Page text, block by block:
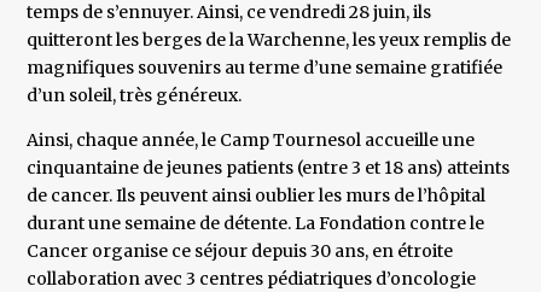
temps de s’ennuyer. Ainsi, ce vendredi 28 juin, ils
quitteront les berges de la Warchenne, les yeux remplis de
magnifiques souvenirs au terme d’une semaine gratifiée
d’un soleil, très généreux.
Ainsi, chaque année, le Camp Tournesol accueille une
cinquantaine de jeunes patients (entre 3 et 18 ans) atteints
de cancer. Ils peuvent ainsi oublier les murs de l’hôpital
durant une semaine de détente. La Fondation contre le
Cancer organise ce séjour depuis 30 ans, en étroite
collaboration avec 3 centres pédiatriques d’oncologie